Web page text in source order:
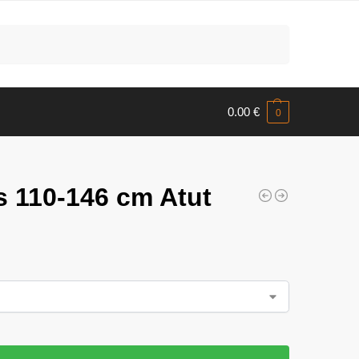
0.00 € 0
110-146 cm Atut